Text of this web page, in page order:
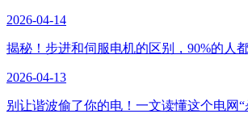
2026-04-14
揭秘！步进和伺服电机的区别，90%的人
2026-04-13
别让谐波偷了你的电！一文读懂这个电网“